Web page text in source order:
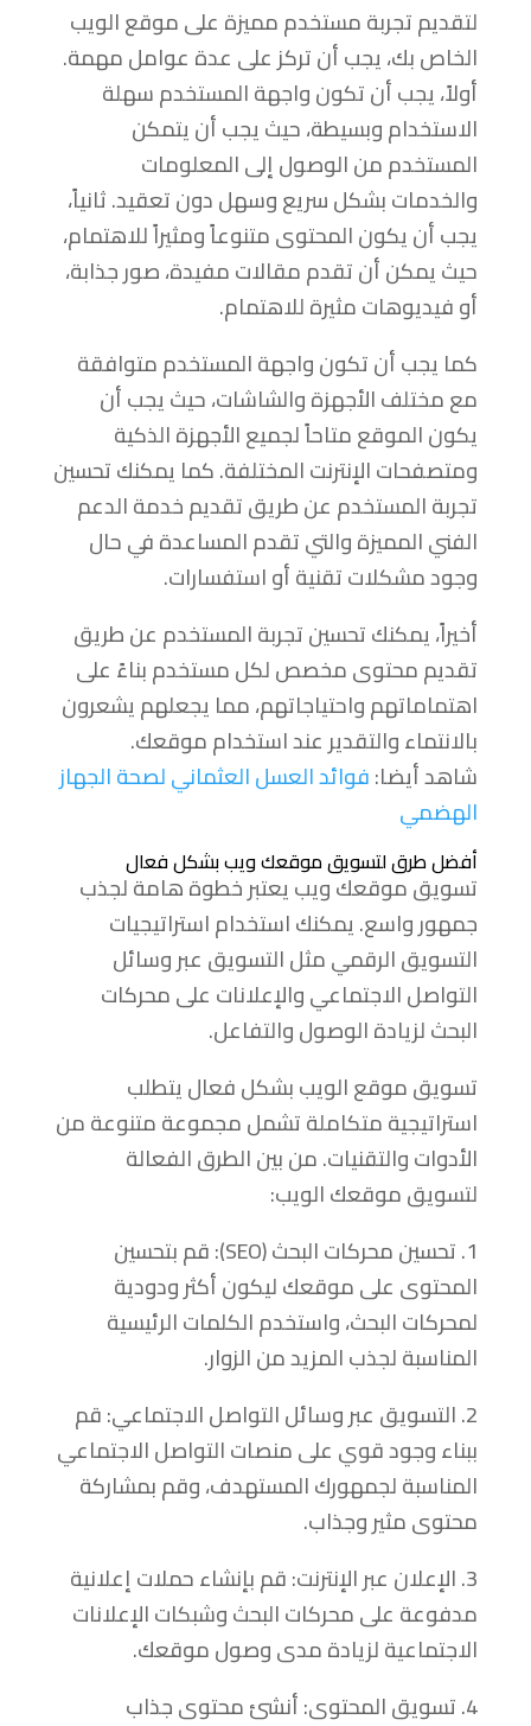
لتقديم تجربة مستخدم مميزة على موقع الويب
الخاص بك، يجب أن تركز على عدة عوامل مهمة.
أولاً، يجب أن تكون واجهة المستخدم سهلة
الاستخدام وبسيطة، حيث يجب أن يتمكن
المستخدم من الوصول إلى المعلومات
والخدمات بشكل سريع وسهل دون تعقيد. ثانياً،
يجب أن يكون المحتوى متنوعاً ومثيراً للاهتمام،
حيث يمكن أن تقدم مقالات مفيدة، صور جذابة،
أو فيديوهات مثيرة للاهتمام.
كما يجب أن تكون واجهة المستخدم متوافقة
مع مختلف الأجهزة والشاشات، حيث يجب أن
يكون الموقع متاحاً لجميع الأجهزة الذكية
ومتصفحات الإنترنت المختلفة. كما يمكنك تحسين
تجربة المستخدم عن طريق تقديم خدمة الدعم
الفني المميزة والتي تقدم المساعدة في حال
وجود مشكلات تقنية أو استفسارات.
أخيراً، يمكنك تحسين تجربة المستخدم عن طريق
تقديم محتوى مخصص لكل مستخدم بناءً على
اهتماماتهم واحتياجاتهم، مما يجعلهم يشعرون
بالانتماء والتقدير عند استخدام موقعك.
شاهد أيضا:فوائد العسل العثماني لصحة الجهاز
الهضمي
أفضل طرق لتسويق موقعك ويب بشكل فعال
تسويق موقعك ويب يعتبر خطوة هامة لجذب
جمهور واسع. يمكنك استخدام استراتيجيات
التسويق الرقمي مثل التسويق عبر وسائل
التواصل الاجتماعي والإعلانات على محركات
البحث لزيادة الوصول والتفاعل.
تسويق موقع الويب بشكل فعال يتطلب
استراتيجية متكاملة تشمل مجموعة متنوعة من
الأدوات والتقنيات. من بين الطرق الفعالة
لتسويق موقعك الويب:
1. تحسين محركات البحث (SEO): قم بتحسين
المحتوى على موقعك ليكون أكثر ودودية
لمحركات البحث، واستخدم الكلمات الرئيسية
المناسبة لجذب المزيد من الزوار.
2. التسويق عبر وسائل التواصل الاجتماعي: قم
ببناء وجود قوي على منصات التواصل الاجتماعي
المناسبة لجمهورك المستهدف، وقم بمشاركة
محتوى مثير وجذاب.
3. الإعلان عبر الإنترنت: قم بإنشاء حملات إعلانية
مدفوعة على محركات البحث وشبكات الإعلانات
الاجتماعية لزيادة مدى وصول موقعك.
4. تسويق المحتوى: أنشئ محتوى جذاب